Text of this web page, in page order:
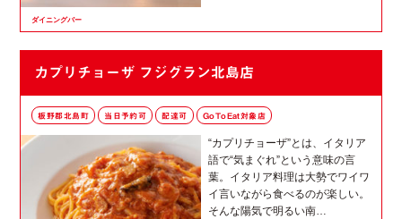
ダイニングバー
カプリチョーザ フジグラン北島店
板野郡北島町 当日予約可 配達可 GoToEat対象店
“カプリチョーザ”とは、イタリア
語で“気まぐれ”という意味の言
葉。イタリア料理は大勢でワイワ
イ言いながら食べるのが楽しい。
そんな陽気で明るい南…